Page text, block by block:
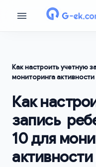
Как настроить учетную
мониторинга
Как
запись
10 для